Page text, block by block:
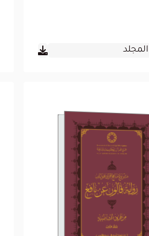
رواية قالون عن نافع
من طريق الشاطبية -
المجلد الثالث
تصفح المجلد